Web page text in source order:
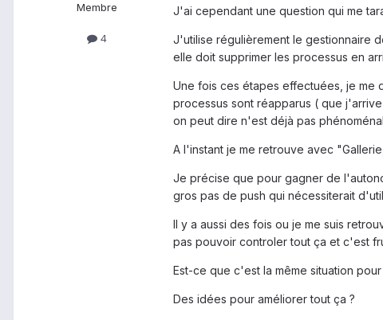
Membre
4
J'ai cependant une question qui me
J'utilise régulièrement le gestionnaire
elle doit supprimer les processus en
Une fois ces étapes effectuées, je me
processus sont réapparus ( que
on peut dire n'est déjà pas
A l'instant je me retrouve avec
Je précise que pour gagner de
gros pas de push qui nécessiterait
Il y a aussi des fois ou je me suis
pas pouvoir controler tout ça et c'est
Est-ce que c'est la même situation
Des idées pour améliorer tout ça ?